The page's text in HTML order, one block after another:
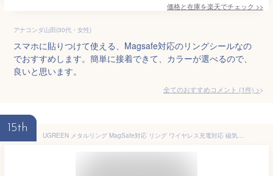
価格と在庫を楽天でチェック >>
アナコンダ山田(30代・女性)
スマホに貼りつけて使える、Magsafe対応のリングシールなの
でおすすめします。簡単に接着できて、カラーが選べるので、
良いと思います。
全てのおすすめコメント (1件) >
15th
UGREEN メタルリング MagSafe対応 リング ワイヤレス充電対応 磁気増強 マグセーフ iPhone16 15 14 13 12シリーズ対応 Galaxy スマホ対応 スマホリング 貼り付け簡単 2枚入り シルバー